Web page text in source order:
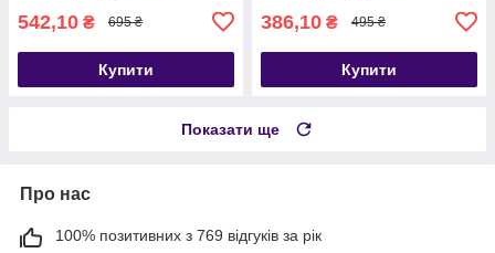
542,10 ₴ 695 ₴
Купити
386,10 ₴ 495 ₴
Купити
Показати ще
Про нас
100% позитивних з 769 відгуків за рік